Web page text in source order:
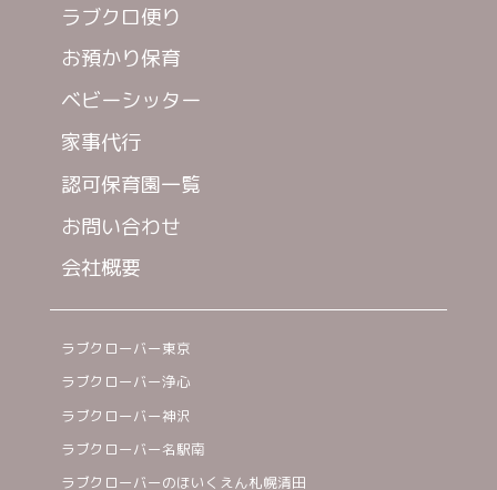
ラブクロ便り
お預かり保育
ベビーシッター
家事代行
認可保育園一覧
お問い合わせ
会社概要
ラブクローバー東京
ラブクローバー浄心
ラブクローバー神沢
ラブクローバー名駅南
ラブクローバーのほいくえん札幌清田